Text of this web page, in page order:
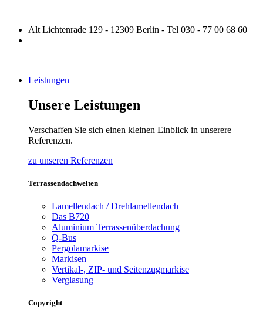
Alt Lichtenrade 129 - 12309 Berlin - Tel 030 - 77 00 68 60
Leistungen
Unsere Leistungen
Verschaffen Sie sich einen kleinen Einblick in unserere
Referenzen.
zu unseren Referenzen
Terrassendachwelten
Lamellendach / Drehlamellendach
Das B720
Aluminium Terrassenüberdachung
Q-Bus
Pergolamarkise
Markisen
Vertikal-, ZIP- und Seitenzugmarkise
Verglasung
Copyright